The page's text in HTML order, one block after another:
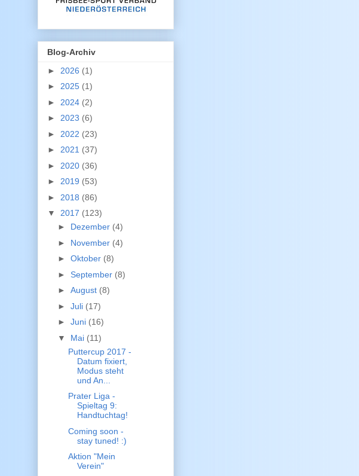
Blog-Archiv
► 2026 (1)
► 2025 (1)
► 2024 (2)
► 2023 (6)
► 2022 (23)
► 2021 (37)
► 2020 (36)
► 2019 (53)
► 2018 (86)
▼ 2017 (123)
► Dezember (4)
► November (4)
► Oktober (8)
► September (8)
► August (8)
► Juli (17)
► Juni (16)
▼ Mai (11)
Puttercup 2017 -
Datum fixiert,
Modus steht
und An...
Prater Liga -
Spieltag 9:
Handtuchtag!
Coming soon -
stay tuned! :)
Aktion "Mein
Verein"